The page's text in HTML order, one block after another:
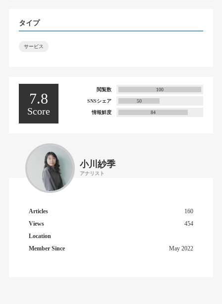
タイプ
サービス
7.8
Score
閲覧数 100
SNSシェア 50
情報鮮度 84
小川紗季
アナリスト
Articles
160
Views
454
Location
Member Since
May 2022